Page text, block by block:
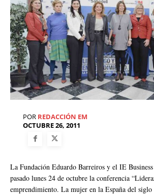
POR REDACCIÓN EM
OCTUBRE 26, 2011
La Fundación Eduardo Barreiros y el IE
pasado lunes 24 de octubre la conferencia
emprendimiento. La mujer en la España del